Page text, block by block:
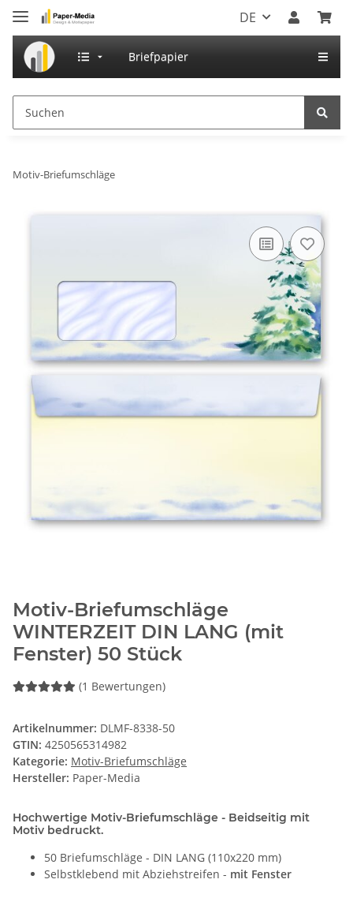
DE
Briefpapier
Motiv-Briefumschläge
Motiv-Briefumschläge
WINTERZEIT DIN LANG (mit
Fenster) 50 Stück
(1 Bewertungen)
Artikelnummer: DLMF-8338-50
GTIN: 4250565314982
Kategorie: Motiv-Briefumschläge
Hersteller: Paper-Media
Hochwertige Motiv-Briefumschläge - Beidseitig mit
Motiv bedruckt.
50 Briefumschläge - DIN LANG (110x220 mm)
Selbstklebend mit Abziehstreifen - mit Fenster